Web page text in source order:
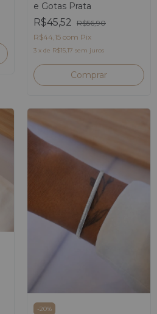
e Gotas Prata
R$45,52 R$56,90
R$44,15 com Pix
3 x de R$15,17 sem juros
-20%